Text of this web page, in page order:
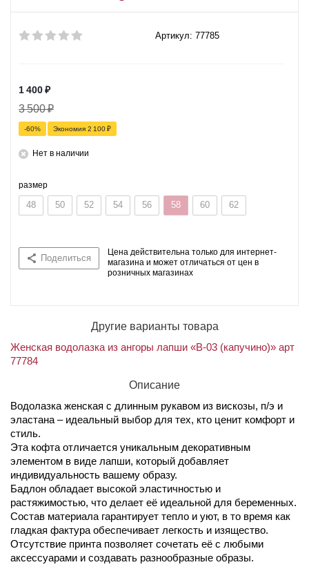
Артикул: 77785
1 400₽
3 500₽
-60% Экономия 2 100₽
Нет в наличии
размер
48 50 52 54 56 58 60 62
Поделиться
Цена действительна только для интернет-
магазина и может отличаться от цен в
розничных магазинах
Другие варианты товара
Женская водолазка из ангоры лапши «В-03 (капучино)» арт
77784
Описание
Водолазка женская с длинным рукавом из вискозы, п/э и
эластана – идеальный выбор для тех, кто ценит комфорт и
стиль.
Эта кофта отличается уникальным декоративным
элементом в виде лапши, который добавляет
индивидуальность вашему образу.
Бадлон обладает высокой эластичностью и
растяжимостью, что делает её идеальной для беременных.
Состав материала гарантирует тепло и уют, в то время как
гладкая фактура обеспечивает легкость и изящество.
Отсутствие принта позволяет сочетать её с любыми
аксессуарами и создавать разнообразные образы.